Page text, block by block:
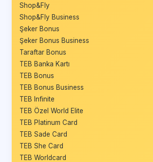
Shop&Fly
Shop&Fly Business
Şeker Bonus
Şeker Bonus Business
Taraftar Bonus
TEB Banka Kartı
TEB Bonus
TEB Bonus Business
TEB Infinite
TEB Özel World Elite
TEB Platinum Card
TEB Sade Card
TEB She Card
TEB Worldcard